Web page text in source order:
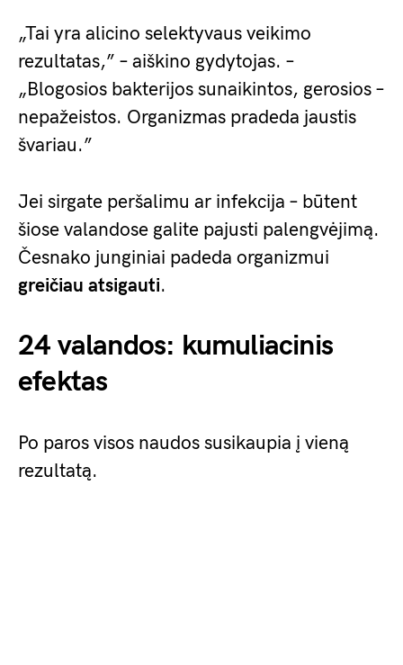
„Tai yra alicino selektyvaus veikimo
rezultatas,” – aiškino gydytojas. –
„Blogosios bakterijos sunaikintos, gerosios –
nepažeistos. Organizmas pradeda jaustis
švariau.”
Jei sirgate peršalimu ar infekcija – būtent
šiose valandose galite pajusti palengvėjimą.
Česnako junginiai padeda organizmui
greičiau atsigauti.
24 valandos: kumuliacinis
efektas
Po paros visos naudos susikaupia į vieną
rezultatą.